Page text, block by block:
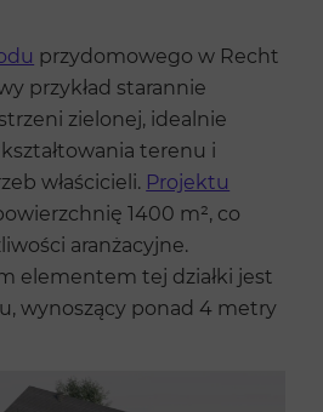
przydomowego w Recht
przykład starannie
zielonej, idealnie
terenu i
właścicieli. Projektu
1400 m², co
aranżacyjne.
elementem tej działki jest
wynoszący ponad 4 metry